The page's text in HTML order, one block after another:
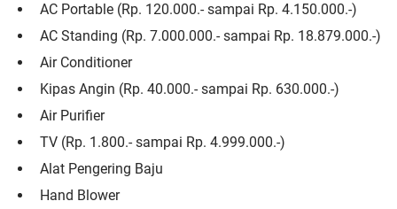
AC Portable (Rp. 120.000.- sampai Rp. 4.150.000.-)
AC Standing (Rp. 7.000.000.- sampai Rp. 18.879.000.-)
Air Conditioner
Kipas Angin (Rp. 40.000.- sampai Rp. 630.000.-)
Air Purifier
TV (Rp. 1.800.- sampai Rp. 4.999.000.-)
Alat Pengering Baju
Hand Blower